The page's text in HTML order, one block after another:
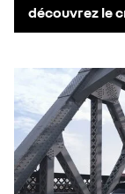
découvrez le